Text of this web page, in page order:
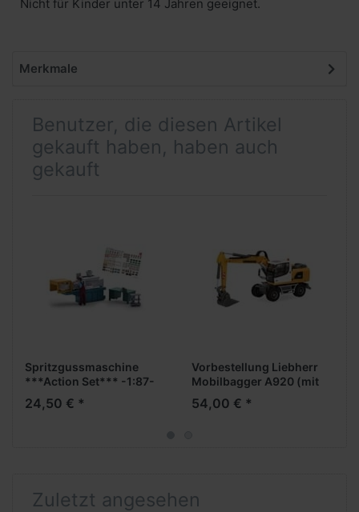
Nicht für Kinder unter 14 Jahren geeignet.
Merkmale
Benutzer, die diesen Artikel
gekauft haben, haben auch
gekauft
Spritzgussmaschine
***Action Set*** -1:87-
24,50 € *
Vorbestellung Liebherr
Mobilbagger A920 (mit
drei Anbaugeräten)
(Formneuheit) (NH
54,00 € *
Zuletzt angesehen